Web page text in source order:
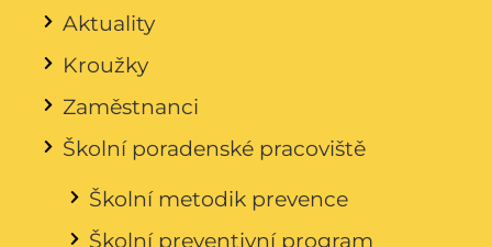
Aktuality
Kroužky
Zaměstnanci
Školní poradenské pracoviště
Školní metodik prevence
Školní preventivní program